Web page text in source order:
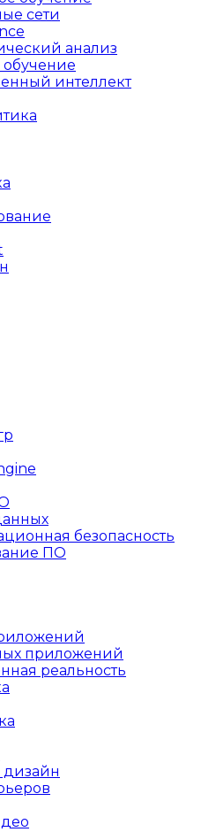
сети
анализ
обучение
интеллект
безопасность
ПО
приложений
реальность